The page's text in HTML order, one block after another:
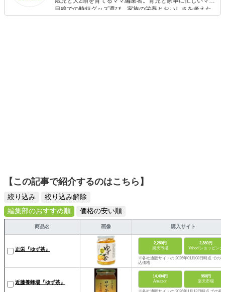
目線での時短グッズ選び、家族の栄養とおいしさを考えた
食品選び、束の間のリラックスタイムを楽しむためのスイ
【この記事で紹介するのはこちら】
絞り込み
絞り込み解除
編集部のおすすめ順
価格の安い順
商品名 画像 購入サイト
正栄『ゆず茶』
2,280円
楽天市場
2,380円
Yahoo!ショッピング
※各社通販サイトの 2026年01月08日時点 での税
込価格
近藤養蜂場『ゆず茶』
14,404円
Amazon
950円
楽天市場
※各社通販サイトの 2026年1月13日時点 での税